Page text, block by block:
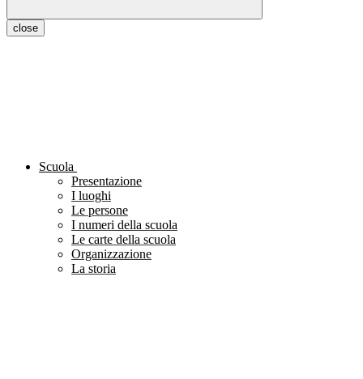
close
Scuola
Presentazione
I luoghi
Le persone
I numeri della scuola
Le carte della scuola
Organizzazione
La storia